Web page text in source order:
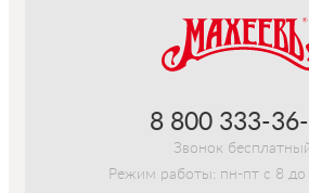
8 800 333-
Звонок
Режим работы: пн-пт с 8 до